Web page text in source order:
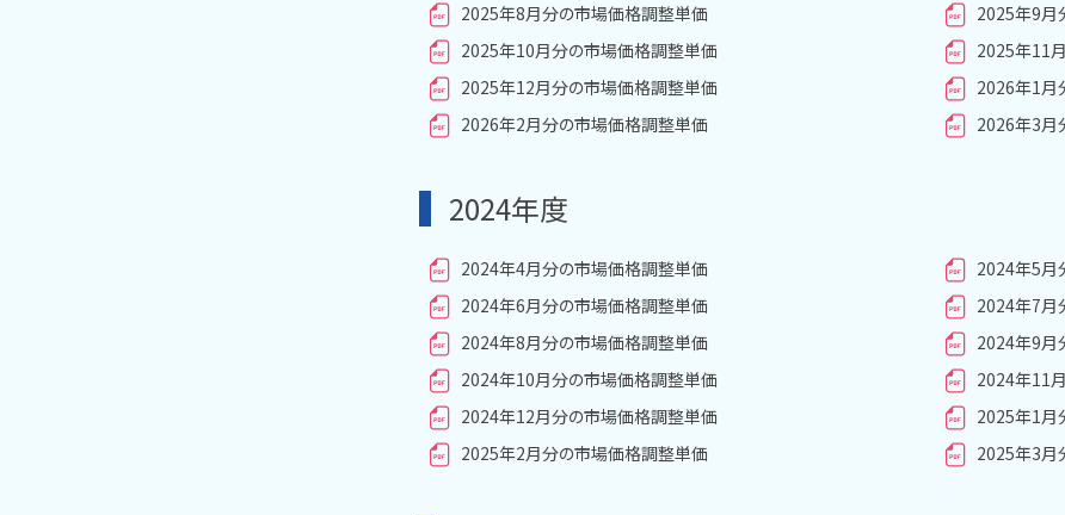
2025年8月分の市場価格調整単価
2025年9月
2025年10月分の市場価格調整単価
2025年11
2025年12月分の市場価格調整単価
2026年1月
2026年2月分の市場価格調整単価
2026年3月
2024年度
2024年4月分の市場価格調整単価
2024年5月
2024年6月分の市場価格調整単価
2024年7月
2024年8月分の市場価格調整単価
2024年9月
2024年10月分の市場価格調整単価
2024年11
2024年12月分の市場価格調整単価
2025年1月
2025年2月分の市場価格調整単価
2025年3月